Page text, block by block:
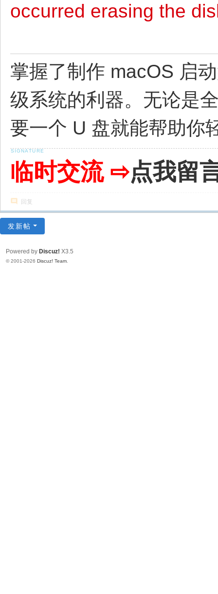
occurred erasing the
掌握了制作 macOS 启
级系统的利器。无论是
要一个 U 盘就能帮助你
临时交流 ⇨点我留
回复
发新帖
Powered by Discuz! X3.5
© 2001-2026 Discuz! Team